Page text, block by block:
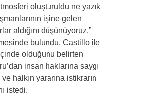
oluşturuldu ne yazık
işine gelen
aldığını düşünüyoruz.”
bulundu. Castillo ile
olduğunu belirten
insan haklarına saygı
ve halkın yararına istikrarın
istedi.